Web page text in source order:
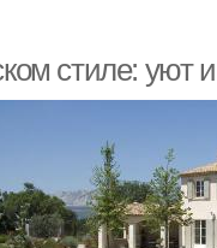
стиле: уют